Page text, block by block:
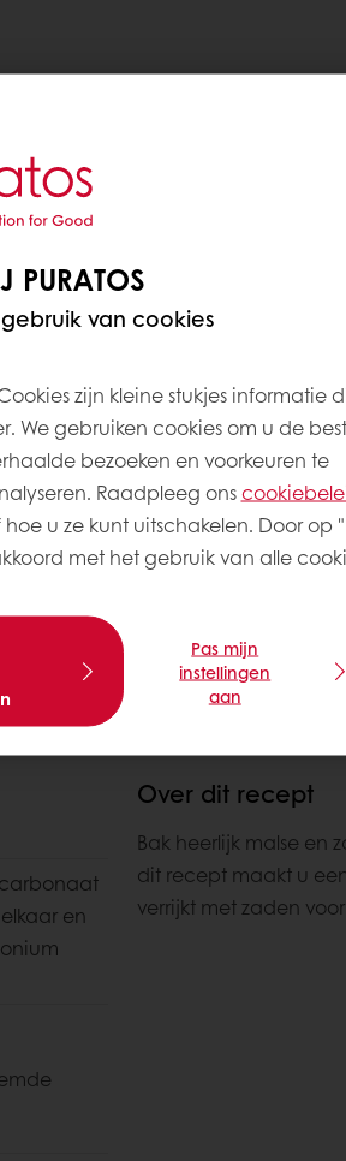
%
60
25
0,94
en
Over dit recept
Bak heerlijk malse en
dit recept maakt u
verrijkt met zaden
PURATOS
van cookies
zijn kleine stukjes informatie
We gebruiken cookies om u de
bezoeken en voorkeuren te
Raadpleeg ons
u ze kunt uitschakelen. Door op
met het gebruik van alle
Pas mijn
instellingen
aan